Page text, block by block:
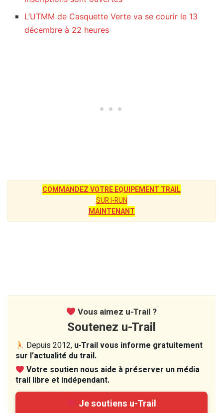
L’UTMM de Casquette Verte va se courir le 13
décembre à 22 heures
COMMANDEZ VOTRE EQUIPEMENT TRAIL
SUR I-RUN
MAINTENANT
Vous aimez u-Trail ?
Soutenez u-Trail
Depuis 2012, u-Trail vous informe gratuitement
sur l’actualité du trail.
Votre soutien nous aide à préserver un média
trail libre et indépendant.
Je soutiens u-Trail